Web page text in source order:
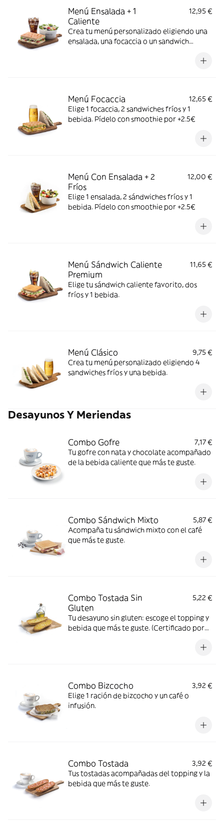
Menú Ensalada + 1
Caliente
12,95 €
Crea tu menú personalizado eligiendo una
ensalada, una focaccia o un sandwich
Menú Focaccia
12,65 €
Elige 1 focaccia, 2 sandwiches fríos y 1
bebida. Pídelo con smoothie por +2.5€
Menú Con Ensalada + 2
Fríos
12,00 €
Elige 1 ensalada, 2 sándwiches fríos y 1
bebida. Pídelo con smoothie por +2.5€
Menú Sándwich Caliente
Premium
11,65 €
Elige tu sándwich caliente favorito, dos
fríos y 1 bebida.
Menú Clásico
9,75 €
Crea tu menú personalizado eligiendo 4
sandwiches fríos y una bebida.
Desayunos Y Meriendas
Combo Gofre
7,17 €
Tu gofre con nata y chocolate acompañado
de la bebida caliente que más te guste.
Combo Sándwich Mixto
5,87 €
Acompaña tu sándwich mixto con el café
que más te guste.
Combo Tostada Sin
Gluten
5,22 €
Tu desayuno sin gluten: escoge el topping y
bebida que más te guste. (Certificado por
Combo Bizcocho
3,92 €
Elige 1 ración de bizcocho y un café o
infusión.
Combo Tostada
3,92 €
Tus tostadas acompañadas del topping y la
bebida que más te guste.